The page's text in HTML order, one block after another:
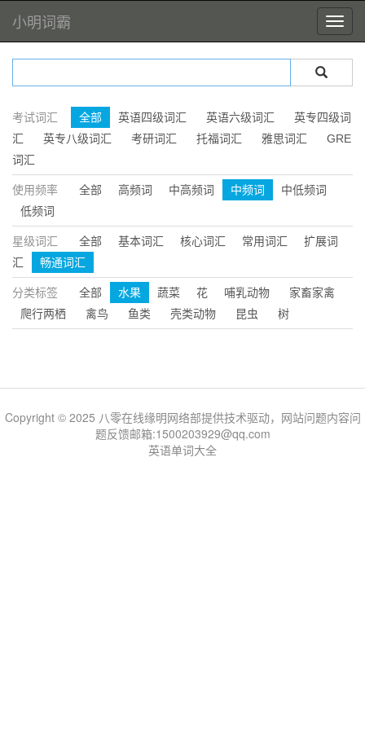
小明词霸
考试词汇 全部 英语四级词汇 英语六级词汇
英专四级词
汇
英专八级词汇 考研词汇 托福词汇 雅思词汇
GRE
词汇
使用频率 全部 高频词 中高频词 中频词
中低频词
低频词
星级词汇 全部 基本词汇 核心词汇 常用词汇
扩展词
汇
畅通词汇
分类标签 全部 水果 蔬菜 花 哺乳动物
家畜家禽
爬行两栖
禽鸟 鱼类 壳类动物 昆虫 树
Copyright © 2025 八零在线缘明网络部提供技术驱动，网站问题内容问
题反馈邮箱:1500203929@qq.com
英语单词大全